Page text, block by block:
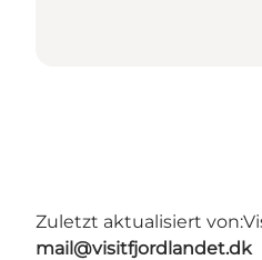
Zuletzt aktualisiert von:
mail@visitfjordlandet.dk